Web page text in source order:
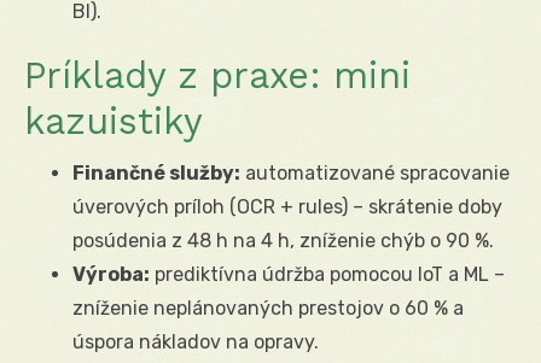
BI).
Príklady z praxe: mini
kazuistiky
Finančné služby: automatizované spracovanie
úverových príloh (OCR + rules) – skrátenie doby
posúdenia z 48 h na 4 h, zníženie chýb o 90 %.
Výroba: prediktívna údržba pomocou IoT a ML –
zníženie neplánovaných prestojov o 60 % a
úspora nákladov na opravy.